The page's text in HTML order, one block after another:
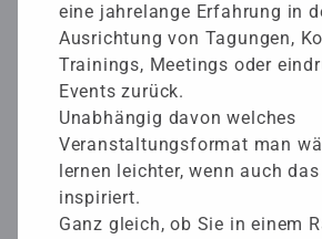
eine jahrelange Erfahrung in
Ausrichtung von Tagungen,
Trainings, Meetings oder
Events zurück.
Unabhängig davon welches
Veranstaltungsformat man
lernen leichter, wenn auch
inspiriert.
Ganz gleich, ob Sie in einem